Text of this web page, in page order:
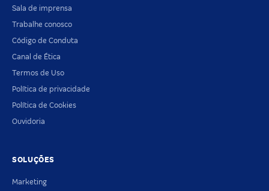
Sala de imprensa
Trabalhe conosco
Código de Conduta
Canal de Ética
Termos de Uso
Política de privacidade
Política de Cookies
Ouvidoria
SOLUÇÕES
Marketing